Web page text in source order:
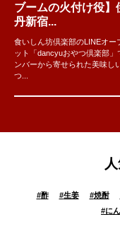
ブームの火付け役】
丹新宿...
食いしん坊倶楽部のLINEオー
ット「dancyuおやつ倶楽部」
ンバーから寄せられた美味し
つ...
#酢 #生姜 #焼酎
#に